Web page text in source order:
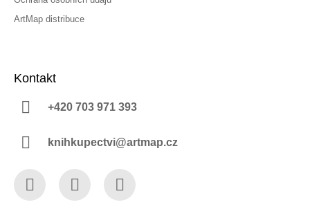
ArtMap distribuce
Kontakt
+420 703 971 393
knihkupectvi@artmap.cz